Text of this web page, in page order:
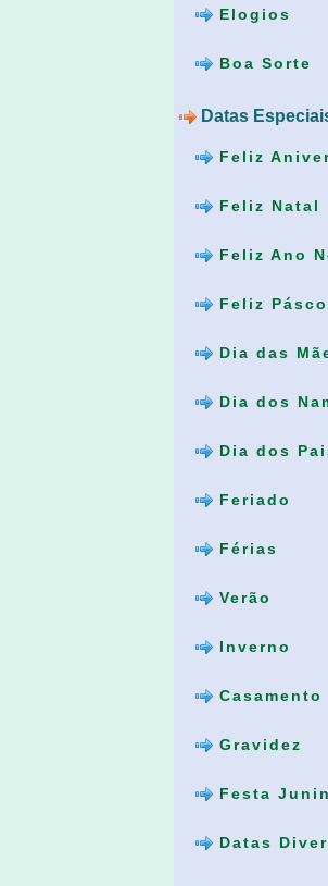
Elogios
Boa Sorte
Datas
Feliz
Feliz Natal
Feliz Ano
Feliz
Dia das
Dia dos
Dia dos
Feriado
Férias
Verão
Inverno
Casamento
Gravidez
Festa
Datas